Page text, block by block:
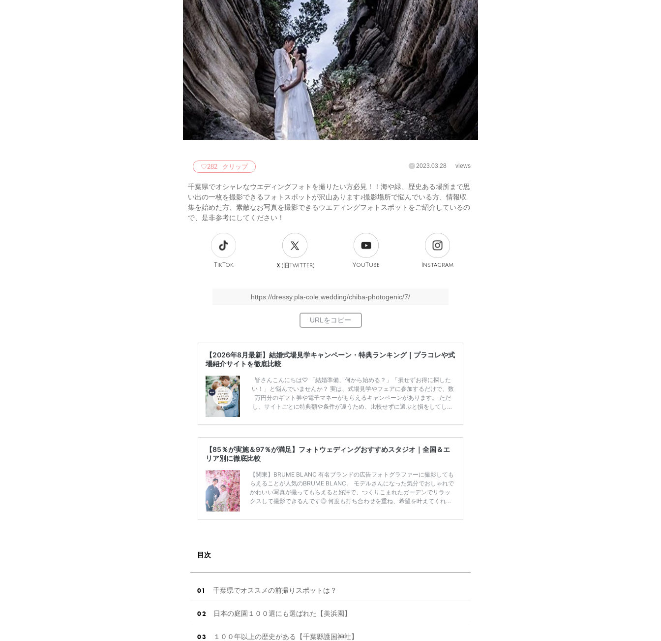
♡282 クリップ 2023.03.28 views
千葉県でオシャレなウエディングフォトを撮りたい方必見！！海や緑、歴史ある場所まで思
い出の一枚を撮影できるフォトスポットが沢山あります♪撮影場所で悩んでいる方、情報収
集を始めた方、素敵なお写真を撮影できるウエディングフォトスポットをご紹介しているの
で、是非参考にしてください！
TikTok Ｘ(旧Twitter) YouTube Instagram
https://dressy.pla-cole.wedding/chiba-photogenic/7/
【2026年8月最新】結婚式場見学キャンペーン・特典ランキング｜プラコレや式
場紹介サイトを徹底比較
皆さんこんにちは♡ 「結婚準備、何から始める？」「損せずお得に探した
い！」と悩んでいませんか？ 実は、式場見学やフェアに参加するだけで、数
万円分のギフト券や電子マネーがもらえるキャンペーンがあります。 ただ
し、サイトごとに特典額や条件が違うため、比較せずに選ぶと損をしてしま
ンペーン特典ランキングを公開！ 比較サイト：プラコレ、ゼクシィ、ハナユ
補を絞れる「ウェディング診断」か、体験型 […]続きを読む
【85％が実施＆97％が満足】フォトウェディングおすすめスタジオ｜全国＆エ
リア別に徹底比較
【関東】BRUME BLANC 有名ブランドの広告フォトグラファーに撮影しても
らえることが人気のBRUME BLANC。 モデルさんになった気分でおしゃれで
かわいい写真が撮ってもらえると好評で、つくりこまれたガーデンでリラッ
クスして撮影できるんです◎ 何度も打ち合わせを重ね、希望を叶えてくれる
エーションが豊富でドレスの持ち込みができるのも、雨の日も広告同様の写
目次
千葉県でオススメの前撮りスポットは？
日本の庭園１００選にも選ばれた【美浜園】
１００年以上の歴史がある【千葉縣護国神社】